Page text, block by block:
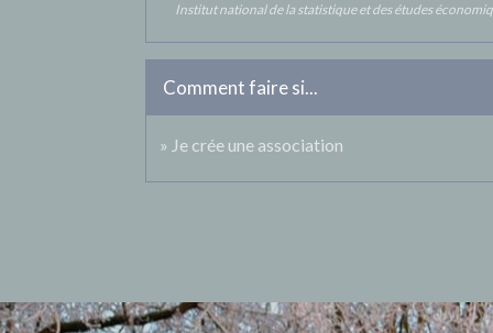
Institut national de la statistique et des études
Comment faire si...
Je crée une association